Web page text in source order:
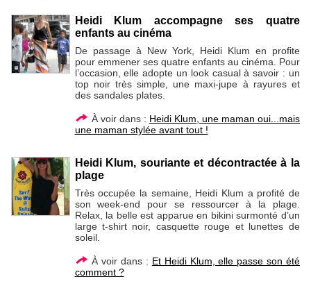
Heidi Klum accompagne ses quatre
enfants au cinéma
De passage à New York, Heidi Klum en profite
pour emmener ses quatre enfants au cinéma. Pour
l’occasion, elle adopte un look casual à savoir : un
top noir très simple, une maxi-jupe à rayures et
des sandales plates.
À voir dans : Heidi Klum, une maman oui...mais
une maman stylée avant tout !
Heidi Klum, souriante et décontractée à la
plage
Très occupée la semaine, Heidi Klum a profité de
son week-end pour se ressourcer à la plage.
Relax, la belle est apparue en bikini surmonté d’un
large t-shirt noir, casquette rouge et lunettes de
soleil.
À voir dans : Et Heidi Klum, elle passe son été
comment ?